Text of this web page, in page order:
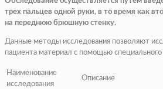
трех пальцев одной руки, в то время как
на переднюю брюшную стенку.
Данные методы исследования позволяют
пациента материал с помощью специального
Наименование
исследования
Описание